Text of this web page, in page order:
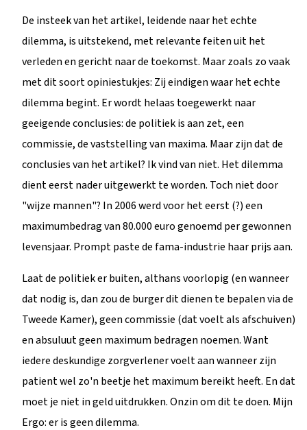
De insteek van het artikel, leidende naar het echte
dilemma, is uitstekend, met relevante feiten uit het
verleden en gericht naar de toekomst. Maar zoals zo vaak
met dit soort opiniestukjes: Zij eindigen waar het echte
dilemma begint. Er wordt helaas toegewerkt naar
geeigende conclusies: de politiek is aan zet, een
commissie, de vaststelling van maxima. Maar zijn dat de
conclusies van het artikel? Ik vind van niet. Het dilemma
dient eerst nader uitgewerkt te worden. Toch niet door
"wijze mannen"? In 2006 werd voor het eerst (?) een
maximumbedrag van 80.000 euro genoemd per gewonnen
levensjaar. Prompt paste de fama-industrie haar prijs aan.
Laat de politiek er buiten, althans voorlopig (en wanneer
dat nodig is, dan zou de burger dit dienen te bepalen via de
Tweede Kamer), geen commissie (dat voelt als afschuiven)
en absuluut geen maximum bedragen noemen. Want
iedere deskundige zorgverlener voelt aan wanneer zijn
patient wel zo'n beetje het maximum bereikt heeft. En dat
moet je niet in geld uitdrukken. Onzin om dit te doen. Mijn
Ergo: er is geen dilemma.